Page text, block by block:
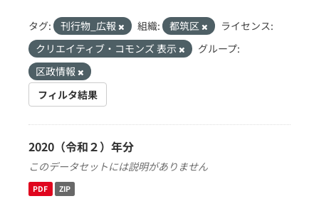
タグ: 刊行物_広報 組織: 都筑区
ライセンス:
クリエイティブ・コモンズ 表示
グループ:
区政情報
フィルタ結果
2020（令和２）年分
このデータセットには説明がありません
PDF ZIP